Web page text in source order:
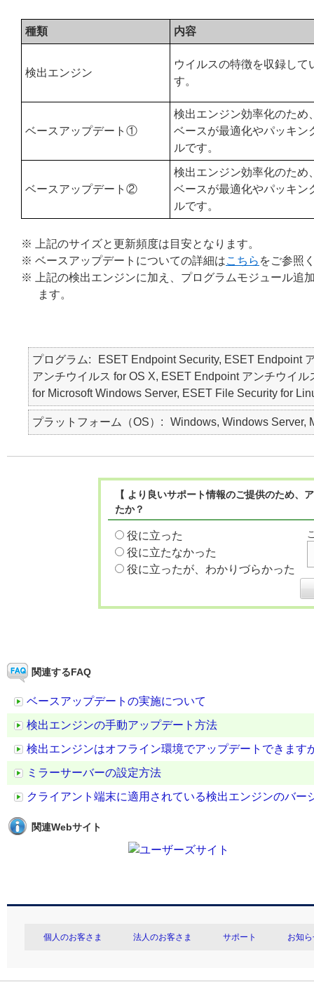
種類 内容
検出エンジン
ウイルスの特徴を収録して
す。
ベースアップデート①
検出エンジン効率化のため
ベースが最適化やパッキン
ルです。
ベースアップデート②
検出エンジン効率化のため
ベースが最適化やパッキン
ルです。
※ 上記のサイズと更新頻度は目安となります。
※ ベースアップデートについての詳細はこちら をご参照
※ 上記の検出エンジンに加え、プログラムモジュール追
ます。
プログラム
ESET Endpoint Security, ESET Endpoint
アンチウイルス for OS X, ESET Endpoint アンチウイ
for Microsoft Windows Server, ESET File Security for
プラットフォーム（OS） Windows, Windows Server,
【 より良いサポート情報のご提供のため
たか？
役に立った
役に立たなかった
役に立ったが、わかりづらかった
関連するFAQ
ベースアップデートの実施について
検出エンジンの手動アップデート方法
検出エンジンはオフライン環境でアップデートできます
ミラーサーバーの設定方法
クライアント端末に適用されている検出エンジンのバ
関連Webサイト
個人のお客さま 法人のお客さま サポート お知